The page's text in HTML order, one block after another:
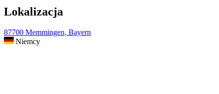
Lokalizacja
87700 Memmingen, Bayern
Niemcy